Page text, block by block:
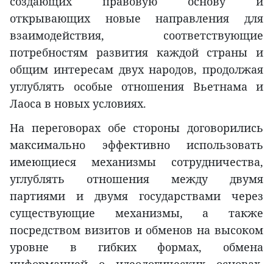
открывающих новые направления для
взаимодействия, соответствующие
потребностям развития каждой страны и
общим интересам двух народов, продолжая
углублять особые отношения Вьетнама и
Лаоса в новых условиях.
На переговорах обе стороны договорились
максимально эффективно использовать
имеющиеся механизмы сотрудничества,
углублять отношения между двумя
партиями и двумя государствами через
существующие механизмы, а также
посредством визитов и обменов на высоком
уровне в гибких формах, обмена